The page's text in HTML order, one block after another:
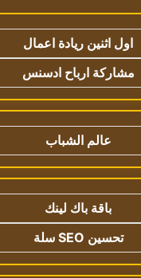
اول اثنين ريادة اعمال
مشاركة ارباح ادسنس
عالم الشباب
باقة باك لينك
تحسين SEO سلة